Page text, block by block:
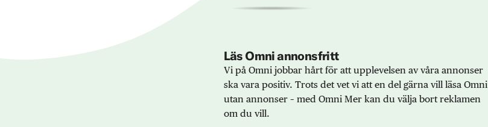
Läs Omni annonsfritt
Vi på Omni jobbar hårt för att upplevelsen av våra annonser
ska vara positiv. Trots det vet vi att en del gärna vill läsa Omni
utan annonser – med Omni Mer kan du välja bort reklamen
om du vill.